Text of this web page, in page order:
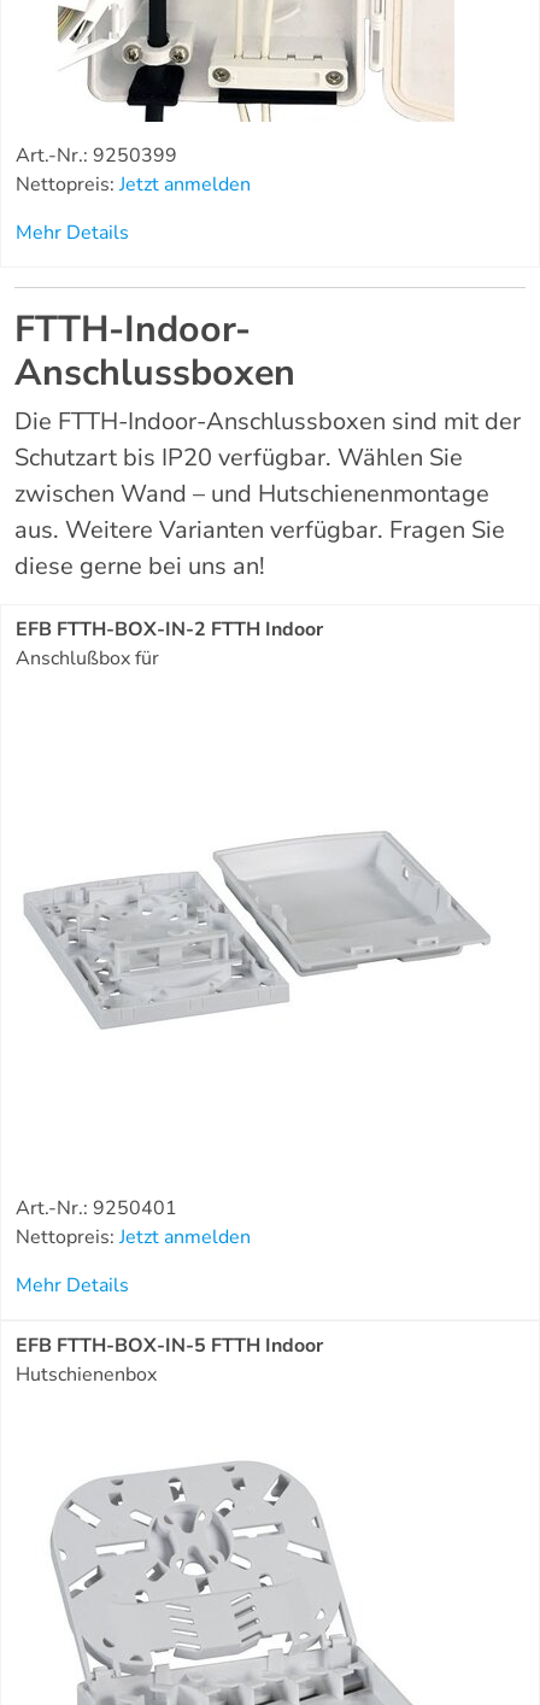
Art.-Nr.: 9250399
Nettopreis:Jetzt anmelden
Mehr Details
FTTH-Indoor-
Anschlussboxen
Die FTTH-Indoor-Anschlussboxen sind mit der
Schutzart bis IP20 verfügbar. Wählen Sie
zwischen Wand – und Hutschienenmontage
aus. Weitere Varianten verfügbar. Fragen Sie
diese gerne bei uns an!
EFB FTTH-BOX-IN-2 FTTH Indoor
Anschlußbox für
Art.-Nr.: 9250401
Nettopreis:Jetzt anmelden
Mehr Details
EFB FTTH-BOX-IN-5 FTTH Indoor
Hutschienenbox